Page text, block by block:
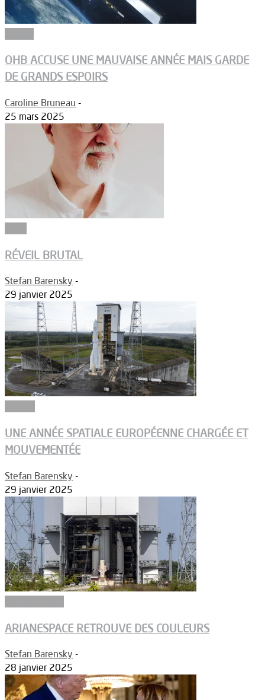
OHB ACCUSE UNE MAUVAISE ANNÉE MAIS GARDE
DE GRANDS ESPOIRS
Caroline Bruneau -
25 mars 2025
RÉVEIL BRUTAL
Stefan Barensky -
29 janvier 2025
UNE ANNÉE SPATIALE EUROPÉENNE CHARGÉE ET
MOUVEMENTÉE
Stefan Barensky -
29 janvier 2025
ARIANESPACE RETROUVE DES COULEURS
Stefan Barensky -
28 janvier 2025